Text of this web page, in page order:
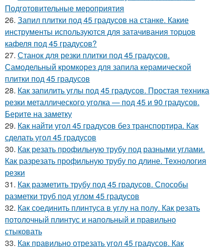
Подготовительные мероприятия
26. Запил плитки под 45 градусов на станке. Какие
инструменты используются для затачивания торцов
кафеля под 45 градусов?
27. Станок для резки плитки под 45 градусов.
Самодельный кромкорез для запила керамической
плитки под 45 градусов
28. Как запилить углы под 45 градусов. Простая техника
резки металлического уголка — под 45 и 90 градусов.
Берите на заметку
29. Как найти угол 45 градусов без транспортира. Как
сделать угол 45 градусов
30. Как резать профильную трубу под разными углами.
Как разрезать профильную трубу по длине. Технология
резки
31. Как разметить трубу под 45 градусов. Способы
разметки труб под углом 45 градусов
32. Как соединить плинтуса в углу на полу. Как резать
потолочный плинтус и напольный и правильно
стыковать
33. Как правильно отрезать угол 45 градусов. Как